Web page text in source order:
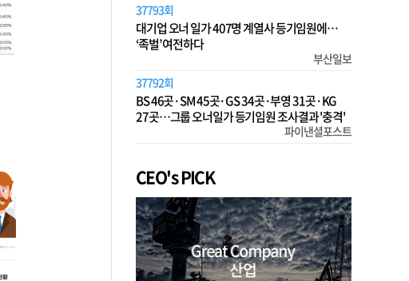
37793회
대기업 오너 일가 407명 계열사 등기임원에…
‘족벌’ 여전하다
부산일보
37792회
BS 46곳·SM 45곳·GS 34곳·부영 31곳·KG
27곳…그룹 오너일가 등기임원 조사결과 '충격'
파이낸셜포스트
CEO's PICK